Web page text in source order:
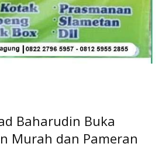
Baharudin Buka
Murah dan Pameran